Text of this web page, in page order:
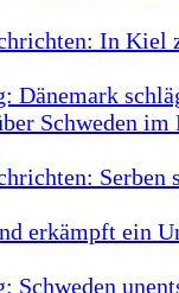
In Kiel
Dänemark
Schweden
Serben
erkämpft ein
Schweden